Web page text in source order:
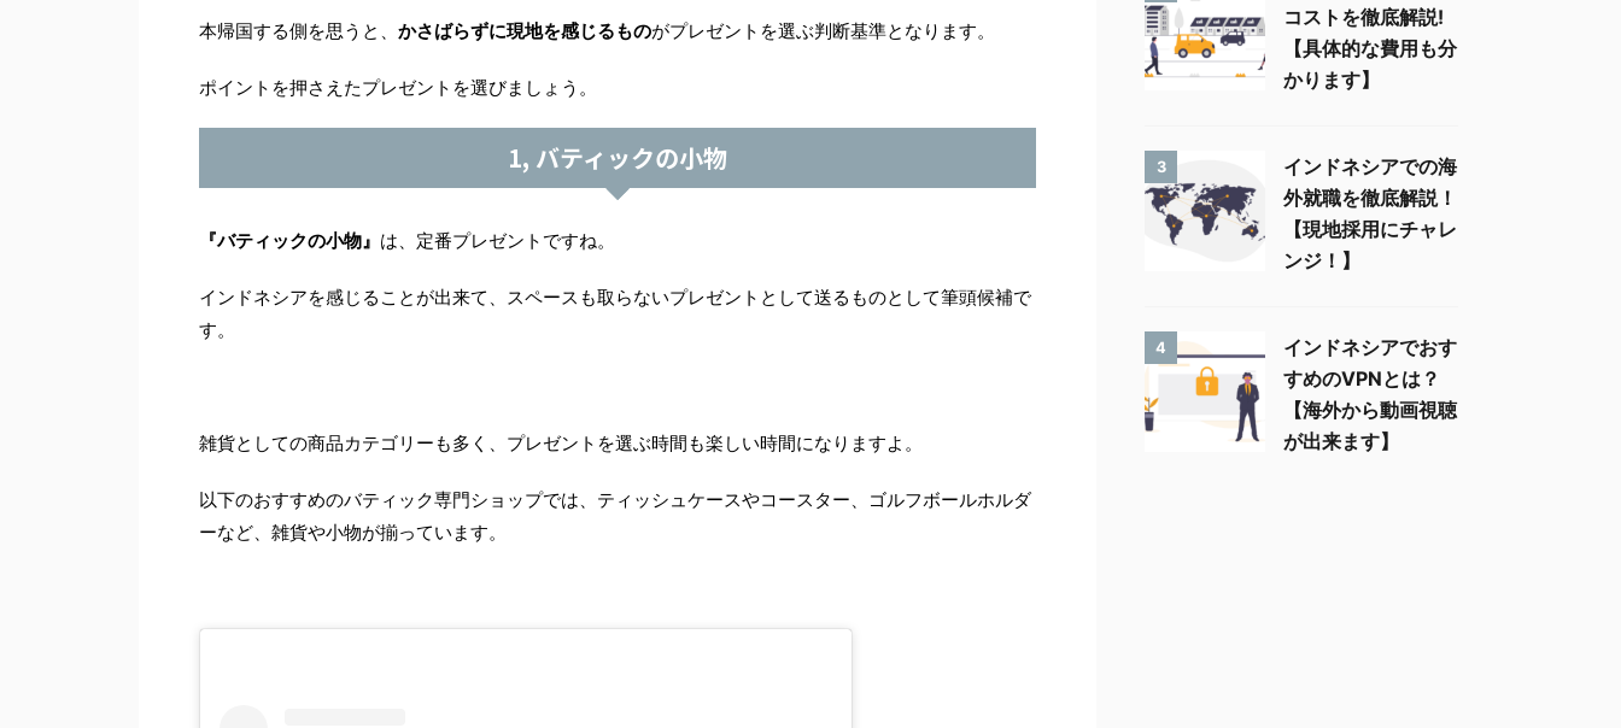
本帰国する側を思うと、 かさばらずに現地を感じるものがプレゼントを選ぶ判断基準となります。
ポイントを押さえたプレゼントを選びましょう。
1, バティックの小物
『バティックの小物』 は、定番プレゼントですね。
インドネシアを感じることが出来て、スペースも取らないプレゼントとして送るものとして筆頭候補で
す。
雑貨としての商品カテゴリーも多く、プレゼントを選ぶ時間も楽しい時間になりますよ。
以下のおすすめのバティック専門ショップでは、ティッシュケースやコースター、ゴルフボールホルダ
ーなど、雑貨や小物が揃っています。
コストを徹底解説!
【具体的な費用も分
かります】
3
インドネシアでの海
外就職を徹底解説！
【現地採用にチャレ
ンジ！】
4
インドネシアでおす
すめのVPNとは？
【海外から動画視聴
が出来ます】